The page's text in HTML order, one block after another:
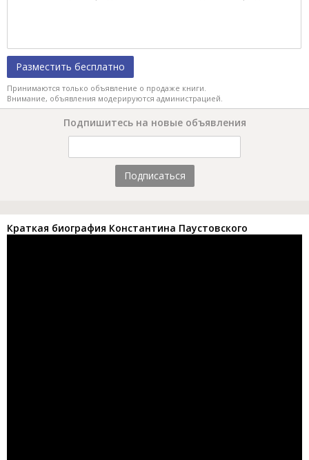
Разместить бесплатно
Принимаются только объявление о продаже книги.
Внимание, объявления модерируются администрацией.
Подпишитесь на новые объявления
Подписаться
Краткая биография Константина Паустовского